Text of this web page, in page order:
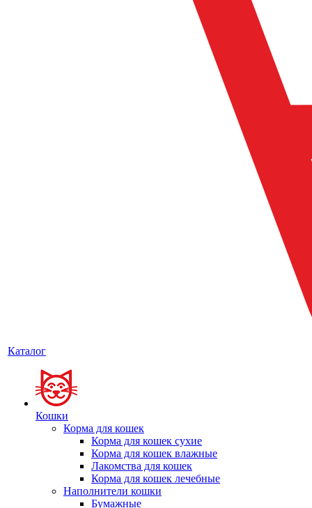
Каталог
Кошки
Корма для кошек
Корма для кошек сухие
Корма для кошек влажные
Лакомства для кошек
Корма для кошек лечебные
Наполнители кошки
Бумажные